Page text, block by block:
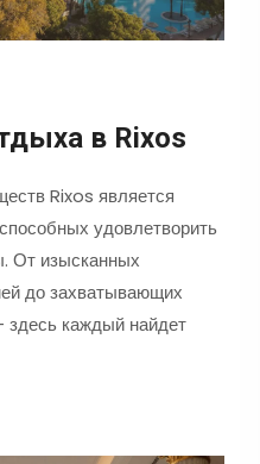
в Rixos
Rixos является
удовлетворить
От изысканных
до захватывающих
здесь каждый найдет